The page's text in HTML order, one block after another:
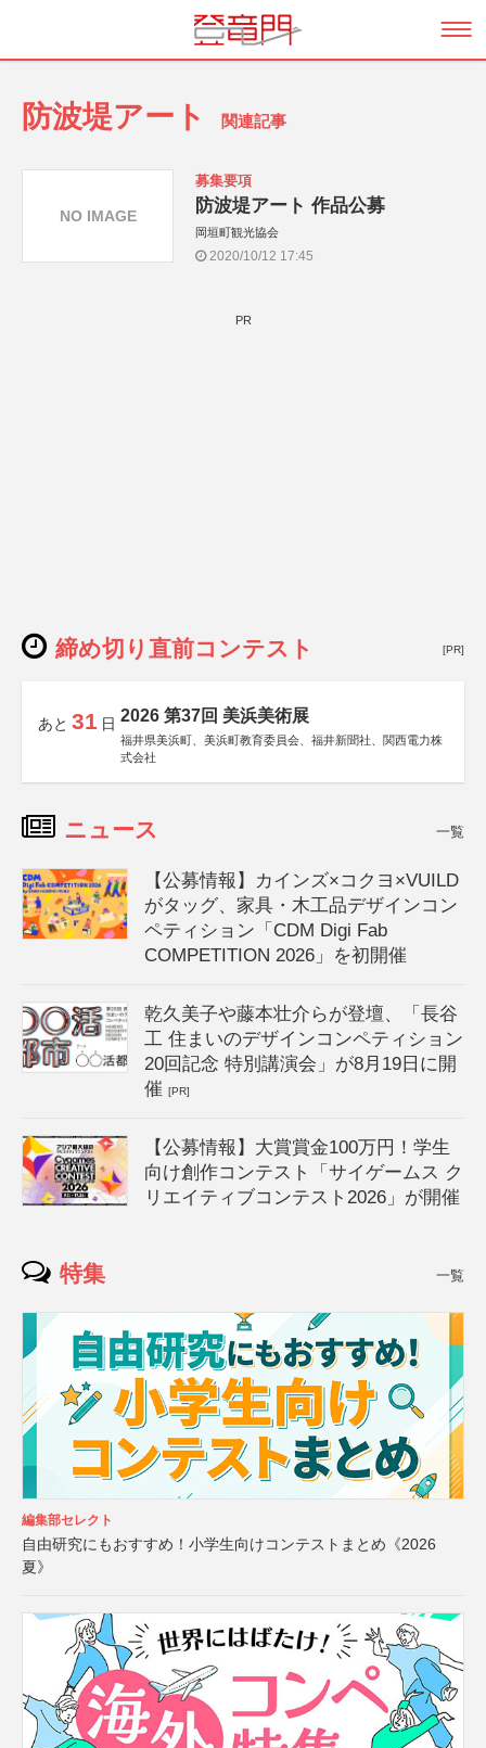
防波堤アート 関連記事
募集要項
防波堤アート 作品公募
岡垣町観光協会
2020/10/12 17:45
NO IMAGE
PR
締め切り直前コンテスト [PR]
あと 31 日 2026 第37回 美浜美術展
福井県美浜町、美浜町教育委員会、福井新聞社、関西電力株
式会社
ニュース 一覧
【公募情報】カインズ×コクヨ×VUILD
がタッグ、家具・木工品デザインコン
ペティション「CDM Digi Fab
COMPETITION 2026」を初開催
乾久美子や藤本壮介らが登壇、「長谷
工 住まいのデザインコンペティション
20回記念 特別講演会」が8月19日に開
催[PR]
【公募情報】大賞賞金100万円！学生
向け創作コンテスト「サイゲームス ク
リエイティブコンテスト2026」が開催
特集 一覧
編集部セレクト
自由研究にもおすすめ！小学生向けコンテストまとめ《2026
夏》